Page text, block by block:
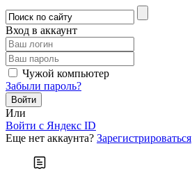
Вход в аккаунт
Чужой компьютер
Забыли пароль?
Или
Войти c Яндекс ID
Еще нет аккаунта? Зарегистрироваться